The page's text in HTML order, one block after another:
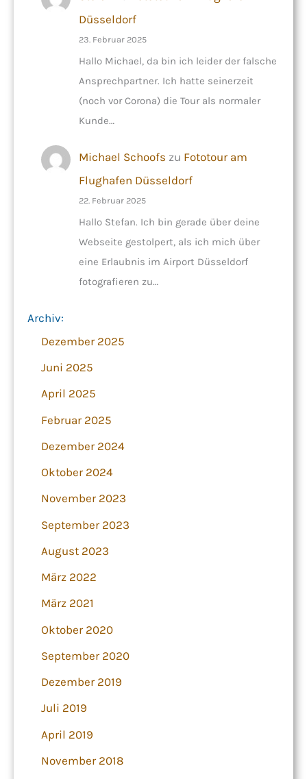
Düsseldorf
23. Februar 2025
Hallo Michael, da bin ich leider der falsche
Ansprechpartner. Ich hatte seinerzeit
(noch vor Corona) die Tour als normaler
Kunde…
Michael Schoofs zu Fototour am
Flughafen Düsseldorf
22. Februar 2025
Hallo Stefan. Ich bin gerade über deine
Webseite gestolpert, als ich mich über
eine Erlaubnis im Airport Düsseldorf
fotografieren zu…
Archiv:
Dezember 2025
Juni 2025
April 2025
Februar 2025
Dezember 2024
Oktober 2024
November 2023
September 2023
August 2023
März 2022
März 2021
Oktober 2020
September 2020
Dezember 2019
Juli 2019
April 2019
November 2018